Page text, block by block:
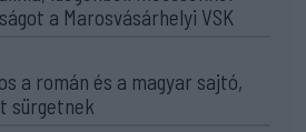
a Marosvásárhelyi VSK
a román és a magyar sajtó,
sürgetnek